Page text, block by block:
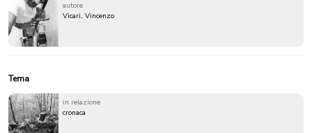
autore
Vicari, Vincenzo
Tema
in relazione
cronaca